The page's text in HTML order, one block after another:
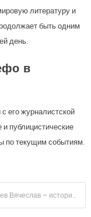
литературу и
быть одним
день.
в
его журналистской
публицистические
по текущим событиям.
Малафеев Вячеслав – история спасающих прыжков и личных побед